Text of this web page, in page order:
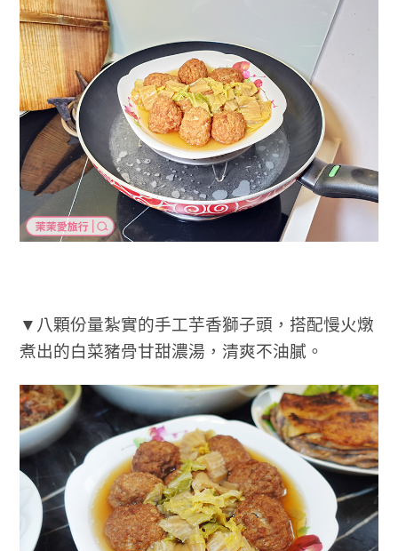
▼八顆份量紮實的手工芋香獅子頭，搭配慢火燉
煮出的白菜豬骨甘甜濃湯，清爽不油膩。